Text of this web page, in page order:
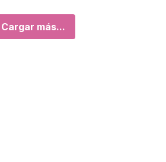
Cargar más...